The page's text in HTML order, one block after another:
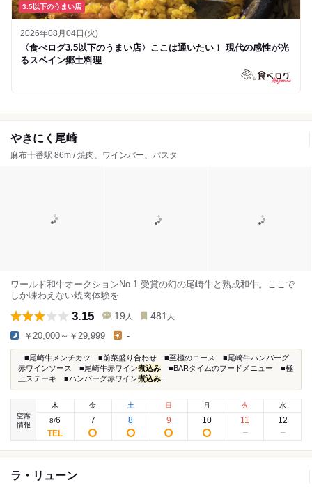
3.5以下のうまい店
2026年08月04日(火)
〈食べログ3.5以下のうまい店〉ここは通いたい！ 現代の感性が光
るスペイン郷土料理
やきにく尾崎
麻布十番駅 86m / 焼肉、ワインバー、パスタ
ワールド和牛オークションNo.1 受賞の幻の尾崎牛と熟成和牛。ここで
しか味わえない焼肉体験を
3.15 19 人 481 人
￥20,000～￥29,999 -
...■尾崎牛メンチカツ ■前菜盛り合わせ ■至極のコース ■尾崎牛ハンバーグ
赤ワインソース ■尾崎牛赤ワイン煮込み ■BARタイムのフードメニュー ■極
上ステーキ ■ハンバーグ赤ワイン煮込み
空席
情報
木
8/6
金
7
土
8
日
9
月
10
火
11
水
12
ラ・リューン